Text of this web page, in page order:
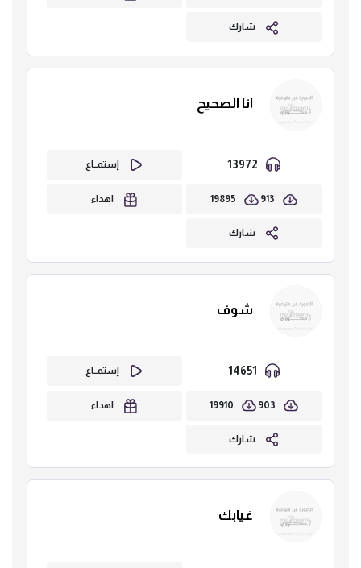
شارك
انا الصحيح
إستمــاع
913
19895 اهداء
شارك
شوف
إستمــاع
903
19910 اهداء
شارك
غيابك